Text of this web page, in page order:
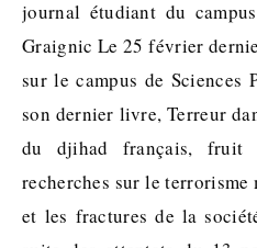
journal étudiant du
Graignic Le 25 février
sur le campus de Sciences
son dernier livre, Terreur
du djihad français, fruit
recherches sur le terrorisme
et les fractures de la